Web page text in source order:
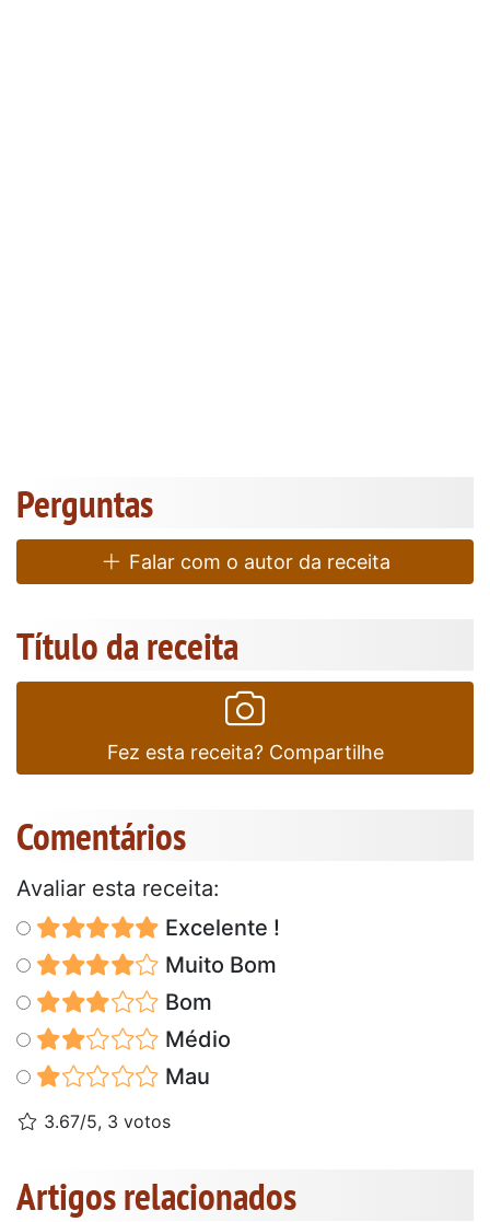
Perguntas
Falar com o autor da receita
Título da receita
Fez esta receita? Compartilhe
Comentários
Avaliar esta receita:
Excelente !
Muito Bom
Bom
Médio
Mau
3.67/5, 3 votos
Artigos relacionados